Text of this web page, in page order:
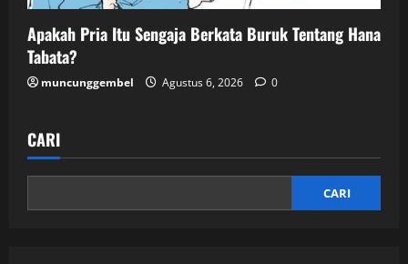
Apakah Pria Itu Sengaja Berkata Buruk Tentang Hana
Tabata?
muncunggembel Agustus 6, 2026 0
CARI
CARI